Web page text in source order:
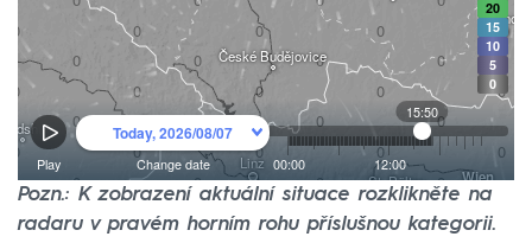
Pozn.: K zobrazení aktuální situace rozklikněte na
radaru v pravém horním rohu příslušnou kategorii.